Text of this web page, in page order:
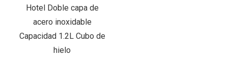
Hotel Doble capa de
acero inoxidable
Capacidad 1.2L Cubo de
hielo